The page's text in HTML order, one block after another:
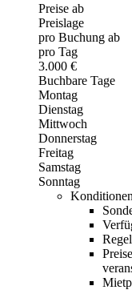
Preise ab
Preislage
pro Buchung ab
pro Tag
3.000 €
Buchbare Tage
Montag
Dienstag
Mittwoch
Donnerstag
Freitag
Samstag
Sonntag
Konditionen